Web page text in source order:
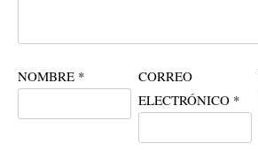
NOMBRE *
CORREO
ELECTRÓNICO *